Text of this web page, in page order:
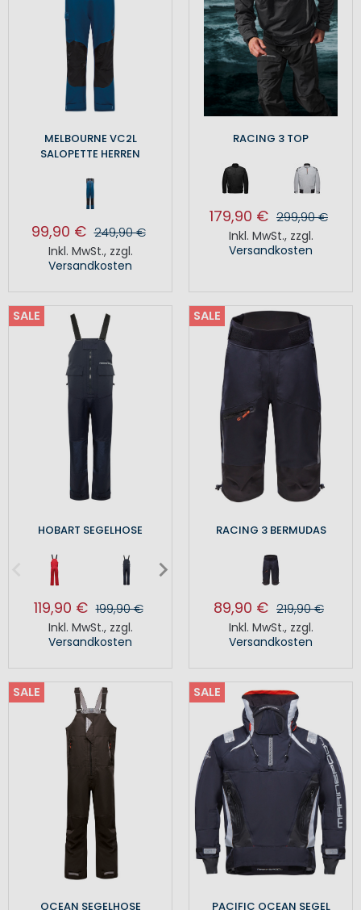
MELBOURNE VC2L
SALOPETTE HERREN
99,90 € 249,90 €
Inkl. MwSt., zzgl.
Versandkosten
RACING 3 TOP
179,90 € 299,90 €
Inkl. MwSt., zzgl.
Versandkosten
SALE
HOBART SEGELHOSE
119,90 € 199,90 €
Inkl. MwSt., zzgl.
Versandkosten
SALE
RACING 3 BERMUDAS
89,90 € 219,90 €
Inkl. MwSt., zzgl.
Versandkosten
SALE
OCEAN SEGELHOSE
SALE
PACIFIC OCEAN SEGEL